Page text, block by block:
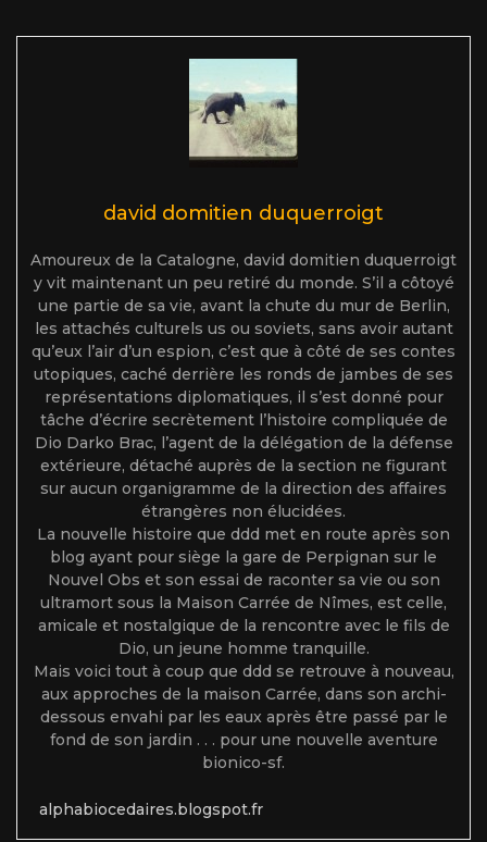
david domitien duquerroigt
Amoureux de la Catalogne, david domitien duquerroigt
y vit maintenant un peu retiré du monde. S’il a côtoyé
une partie de sa vie, avant la chute du mur de Berlin,
les attachés culturels us ou soviets, sans avoir autant
qu’eux l’air d’un espion, c’est que à côté de ses contes
utopiques, caché derrière les ronds de jambes de ses
représentations diplomatiques, il s’est donné pour
tâche d’écrire secrètement l’histoire compliquée de
Dio Darko Brac, l’agent de la délégation de la défense
extérieure, détaché auprès de la section ne figurant
sur aucun organigramme de la direction des affaires
étrangères non élucidées.
La nouvelle histoire que ddd met en route après son
blog ayant pour siège la gare de Perpignan sur le
Nouvel Obs et son essai de raconter sa vie ou son
ultramort sous la Maison Carrée de Nîmes, est celle,
amicale et nostalgique de la rencontre avec le fils de
Dio, un jeune homme tranquille.
Mais voici tout à coup que ddd se retrouve à nouveau,
aux approches de la maison Carrée, dans son archi-
dessous envahi par les eaux après être passé par le
fond de son jardin . . . pour une nouvelle aventure
bionico-sf.
alphabiocedaires.blogspot.fr